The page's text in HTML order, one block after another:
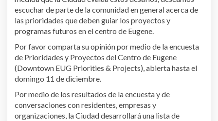
escuchar de parte de la comunidad en general acerca de
las prioridades que deben guiar los proyectos y
programas futuros en el centro de Eugene.
Por favor comparta su opinión por medio de la encuesta
de Prioridades y Proyectos del Centro de Eugene
(Downtown EUG Priorities & Projects), abierta hasta el
domingo 11 de diciembre.
Por medio de los resultados de la encuesta y de
conversaciones con residentes, empresas y
organizaciones, la Ciudad desarrollará una lista de